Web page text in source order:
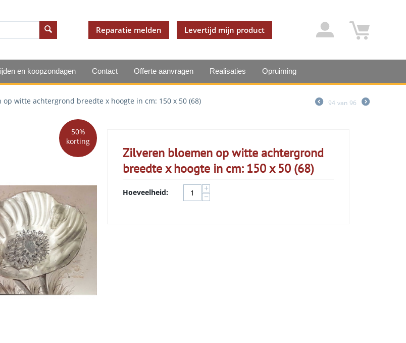
Reparatie melden Levertijd mijn product
en koopzondagen Contact Offerte aanvragen Realisaties Opruiming
op witte achtergrond breedte x hoogte in cm: 150 x 50 (68) 94 van 96
50%
korting
Zilveren bloemen op witte achtergrond
breedte x hoogte in cm: 150 x 50 (68)
Hoeveelheid: +
−